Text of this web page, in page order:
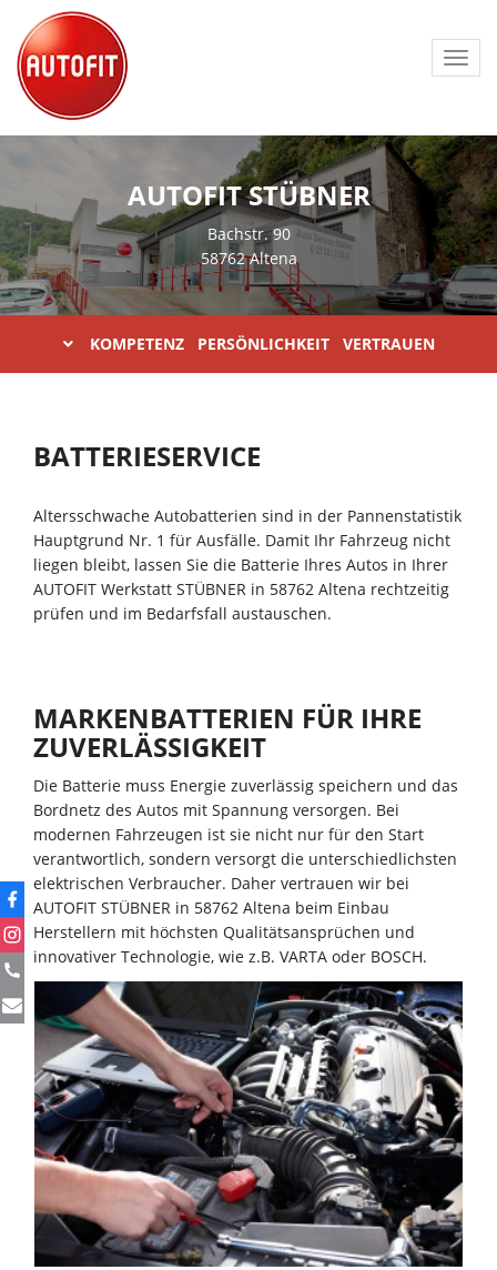
AUTOFIT STÜBNER
Bachstr. 90
58762 Altena
KOMPETENZ PERSÖNLICHKEIT VERTRAUEN
BATTERIESERVICE
Altersschwache Autobatterien sind in der Pannenstatistik
Hauptgrund Nr. 1 für Ausfälle. Damit Ihr Fahrzeug nicht
liegen bleibt, lassen Sie die Batterie Ihres Autos in Ihrer
AUTOFIT Werkstatt STÜBNER in 58762 Altena rechtzeitig
prüfen und im Bedarfsfall austauschen.
MARKENBATTERIEN FÜR IHRE
ZUVERLÄSSIGKEIT
Die Batterie muss Energie zuverlässig speichern und das
Bordnetz des Autos mit Spannung versorgen. Bei
modernen Fahrzeugen ist sie nicht nur für den Start
verantwortlich, sondern versorgt die unterschiedlichsten
elektrischen Verbraucher. Daher vertrauen wir bei
AUTOFIT STÜBNER in 58762 Altena beim Einbau
Herstellern mit höchsten Qualitätsansprüchen und
innovativer Technologie, wie z.B. VARTA oder BOSCH.